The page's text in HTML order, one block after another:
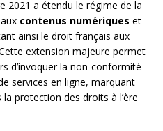
2021 a étendu le régime de la
contenus numériques et
ainsi le droit français aux
extension majeure permet
d’invoquer la non-conformité
services en ligne, marquant
protection des droits à l’ère